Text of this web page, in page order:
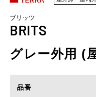
ブリッツ
BRITS
グレー外用 (
品番